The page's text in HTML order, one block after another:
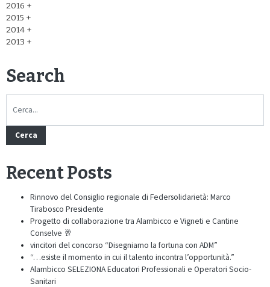
2016
2015
2014
2013
Search
Cerca
Recent Posts
Rinnovo del Consiglio regionale di Federsolidarietà: Marco
Tirabosco Presidente
Progetto di collaborazione tra Alambicco e Vigneti e Cantine
Conselve 🥂
vincitori del concorso “Disegniamo la fortuna con ADM”
“…esiste il momento in cui il talento incontra l’opportunità.”
Alambicco SELEZIONA Educatori Professionali e Operatori Socio-
Sanitari